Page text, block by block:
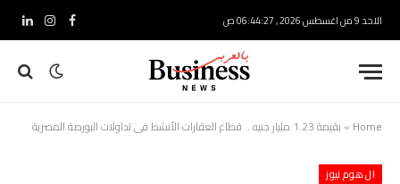
الاحد 9 من اغسطس 2026 , 06:44:28 ص فيسبوكالانستغرام
Home
» بقيمة 1.23 مليار جنيه .. قطاع العقارات الأنشط في تداولات البورصة المصرية
ال هوم نيوز